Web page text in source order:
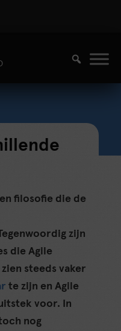
filosofie die de
zijn
die Agile
steeds vaker
te zijn en Agile
voor. In
nog